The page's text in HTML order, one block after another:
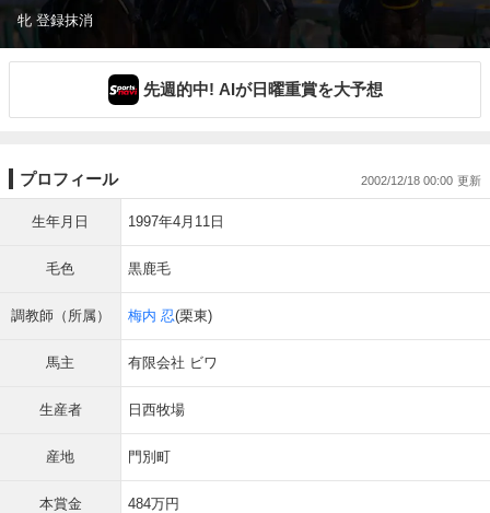
牝 登録抹消
先週的中! AIが日曜重賞を大予想
プロフィール 2002/12/18 00:00
生年月日 1997年4月11日
毛色 黒鹿毛
調教師（所属） 梅内 忍(栗東)
馬主 有限会社 ビワ
生産者 日西牧場
産地 門別町
本賞金 484万円